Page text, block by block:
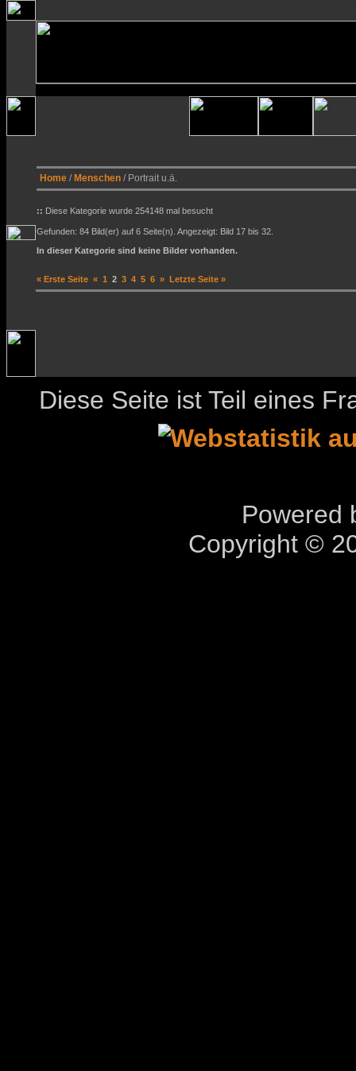
Home / Menschen / Portrait u.ä.
:: Diese Kategorie wurde 254148 mal besucht
Gefunden: 84 Bild(er) auf 6 Seite(n). Angezeigt: Bild 17 bis 32.
In dieser Kategorie sind keine Bilder vorhanden.
« Erste Seite « 1 2 3 4 5 6 » Letzte Seite »
Diese Seite ist Teil eines
Powered
Copyright ©